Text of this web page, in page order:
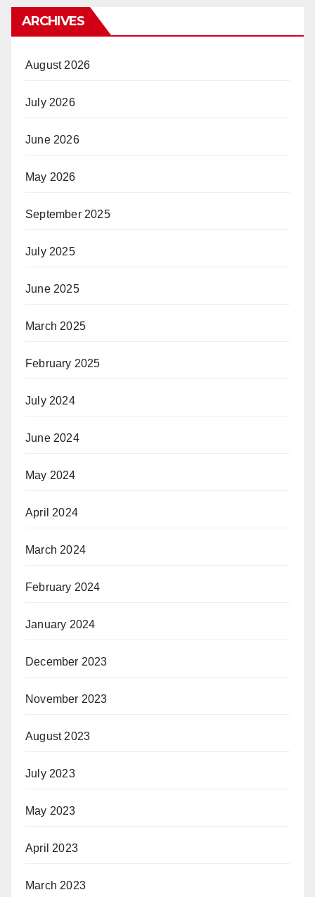
ARCHIVES
August 2026
July 2026
June 2026
May 2026
September 2025
July 2025
June 2025
March 2025
February 2025
July 2024
June 2024
May 2024
April 2024
March 2024
February 2024
January 2024
December 2023
November 2023
August 2023
July 2023
May 2023
April 2023
March 2023